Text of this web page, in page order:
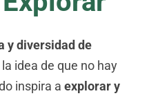
y diversidad de
idea de que no hay
inspira a explorar y